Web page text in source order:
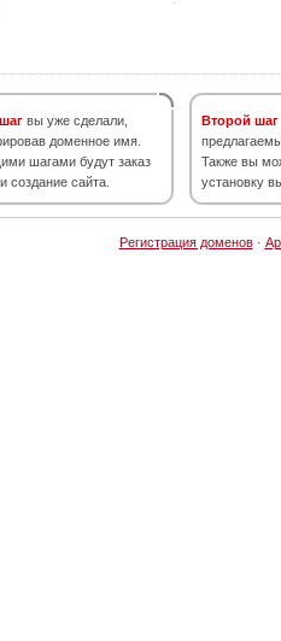
вы уже сделали,
доменное имя.
шагами будут заказ
создание сайта.
Второй шаг
Также вы
установку
Регистрация доменов·